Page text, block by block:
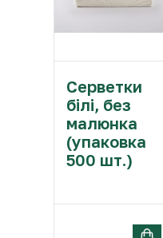
Серветки
білі, без
малюнка
(упаковка
500 шт.)